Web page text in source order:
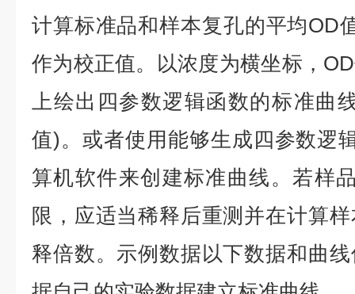
计算标准品和样本复孔的平均OD
作为校正值。以浓度为横坐标，
上绘出四参数逻辑函数的标准曲
值)。或者使用能够生成四参数逻
算机软件来创建标准曲线。若样
限，应适当稀释后重测并在计算
释倍数。示例数据以下数据和曲